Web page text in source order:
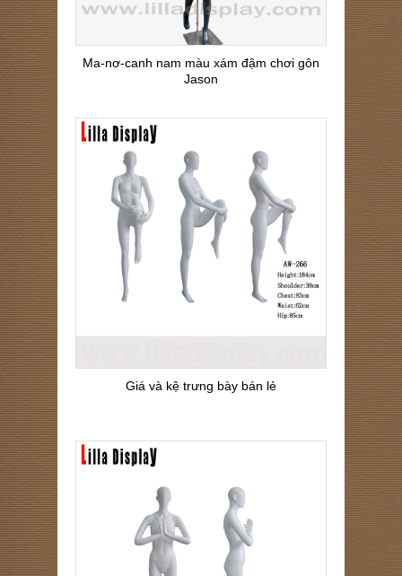
Ma-nơ-canh nam màu xám đậm chơi gôn
Jason
Giá và kệ trưng bày bán lẻ